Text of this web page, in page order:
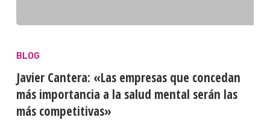
BLOG
Javier Cantera: «Las empresas que concedan
más importancia a la salud mental serán las
más competitivas»